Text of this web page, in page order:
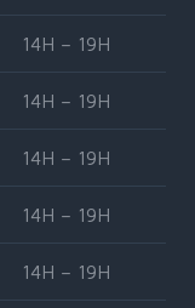
14H – 19H
14H – 19H
14H – 19H
14H – 19H
14H – 19H